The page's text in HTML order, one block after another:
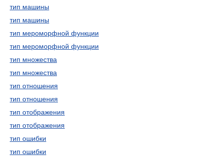
тип машины
тип машины
тип мероморфной функции
тип мероморфной функции
тип множества
тип множества
тип отношения
тип отношения
тип отображения
тип отображения
тип ошибки
тип ошибки